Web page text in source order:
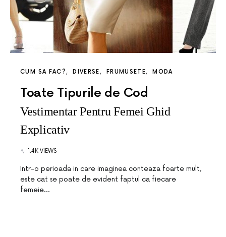
CUM SA FAC? DIVERSE FRUMUSETE MODA
Toate Tipurile de Cod
Vestimentar Pentru Femei Ghid
Explicativ
1.4K VIEWS
Intr-o perioada in care imaginea conteaza foarte mult,
este cat se poate de evident faptul ca fiecare
femeie…